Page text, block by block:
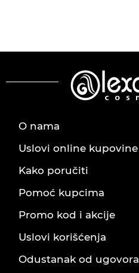
O nama
Uslovi online kupovine
Kako poručiti
Pomoć kupcima
Promo kod i akcije
Uslovi korišćenja
Odustanak od ugovora